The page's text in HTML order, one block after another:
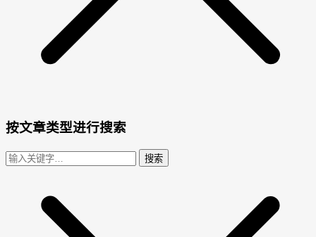
按文章类型进行搜索